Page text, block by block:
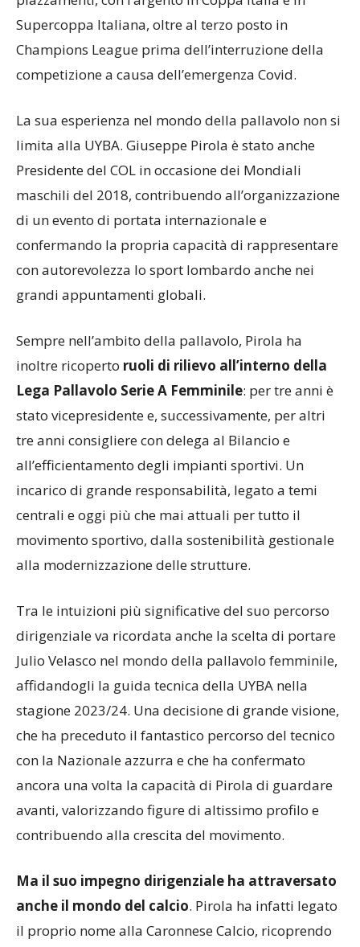
piazzamenti, con l’argento in Coppa Italia e in
Supercoppa Italiana, oltre al terzo posto in
Champions League prima dell’interruzione della
competizione a causa dell’emergenza Covid.
La sua esperienza nel mondo della pallavolo non si
limita alla UYBA. Giuseppe Pirola è stato anche
maschili del 2018, contribuendo all’organizzazione
di un evento di portata internazionale e
confermando la propria capacità di rappresentare
con autorevolezza lo sport lombardo anche nei
grandi appuntamenti globali.
Sempre nell’ambito della pallavolo, Pirola ha
inoltre ricoperto
ruoli di rilievo all’interno della
Lega Pallavolo Serie A Femminile
: per tre anni è
stato vicepresidente e, successivamente, per altri
tre anni consigliere con delega al Bilancio e
all’efficientamento degli impianti sportivi. Un
incarico di grande responsabilità, legato a temi
centrali e oggi più che mai attuali per tutto il
movimento sportivo, dalla sostenibilità gestionale
Tra le intuizioni più significative del suo percorso
dirigenziale va ricordata anche la scelta di portare
Julio Velasco nel mondo della pallavolo femminile,
affidandogli la guida tecnica della UYBA nella
stagione 2023/24. Una decisione di grande visione,
che ha preceduto il fantastico percorso del tecnico
ancora una volta la capacità di Pirola di guardare
avanti, valorizzando figure di altissimo profilo e
Ma il suo impegno dirigenziale ha attraversato
. Pirola ha infatti legato